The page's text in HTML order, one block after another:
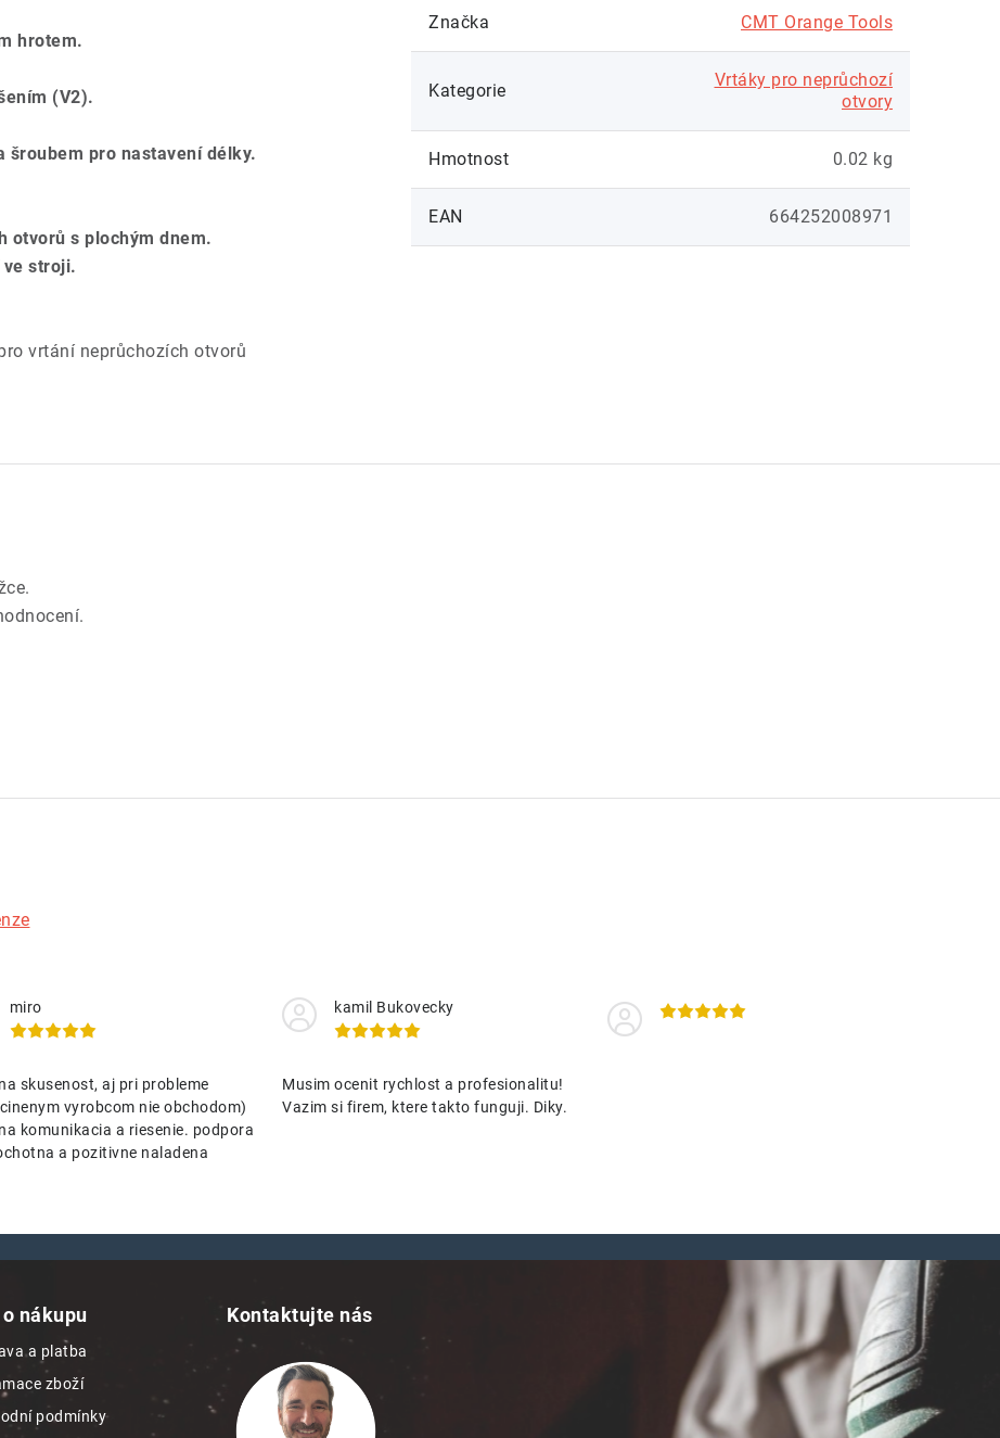
hrotem.
(V2).
šroubem pro nastavení délky.
otvorů s plochým dnem.
ve stroji.
vrtání neprůchozích otvorů
Značka CMT Orange Tools
Kategorie
Vrtáky pro neprůchozí
otvory
Hmotnost 0.02 kg
EAN 664252008971
miro
skusenost, aj pri probleme
vyrobcom nie obchodom)
komunikacia a riesenie. podpora
a pozitivne naladena
kamil Bukovecky
Musim ocenit rychlost a profesionalitu!
Vazim si firem, ktere takto funguji. Diky.
nákupu
a platba
zboží
podmínky
Kontaktujte nás